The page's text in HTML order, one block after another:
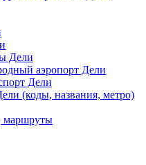
Дели
аэропорт Дели
Дели
(коды, названия, метро)
маршруты